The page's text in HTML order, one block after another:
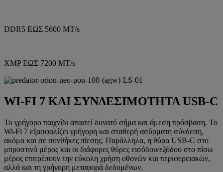
DDR5 ΕΩΣ 5600 MT/s
XMP ΕΩΣ 7200 MT/s
WI-FI 7 ΚΑΙ ΣΥΝΔΕΣΙΜΟΤΗΤΑ USB-C
Το γρήγορο παιχνίδι απαιτεί δυνατό σήμα και άμεση πρόσβαση. Το
Wi-Fi 7 εξασφαλίζει γρήγορη και σταθερή ασύρματη σύνδεση,
ακόμα και σε συνθήκες πίεσης. Παράλληλα, η θύρα USB-C στο
μπροστινό μέρος και οι διάφορες θύρες εισόδου/εξόδου στο πίσω
μέρος επιτρέπουν την εύκολη χρήση οθονών και περιφερειακών,
αλλά και τη γρήγορη μεταφορά δεδομένων.